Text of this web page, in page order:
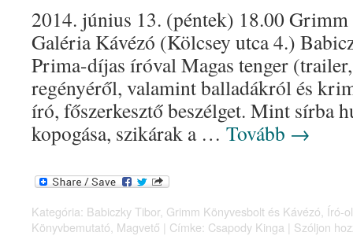
2014. június 13. (péntek) 18.00
Galéria Kávézó (Kölcsey utca 4.)
Prima-díjas íróval Magas tenger
regényéről, valamint balladákról és
író, főszerkesztő beszélget. Mint sírba
kopogása, szikárak a … Tovább →
Kategória: Babiczky Tibor, Grimm Könyvesbolt és Kávézó Író-
Könyvbemutató Magvető | Címke: Csapody Kinga | Szóljon